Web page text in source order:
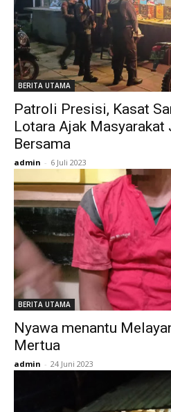
BERITA UTAMA
Patroli Presisi, Kasat
Lotara Ajak Masyarakat
Bersama
admin - 6 Juli 2023
BERITA UTAMA
Nyawa menantu
Mertua
admin - 24 Juni 2023